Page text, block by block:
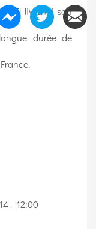
Il livre ici son
durée de
- 12:00